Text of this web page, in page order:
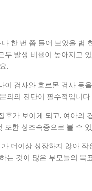
한 번 쯤 들어 보았을 법
발생 비율이 높아지고
.
검사와 호르몬 검사 등
의의 진단이 필수적입니다.
가 보이게 되고, 여아의
또한 성조숙증으로 볼 수
더이상 성장하지 않아
는 것이 많은 부모들의 목